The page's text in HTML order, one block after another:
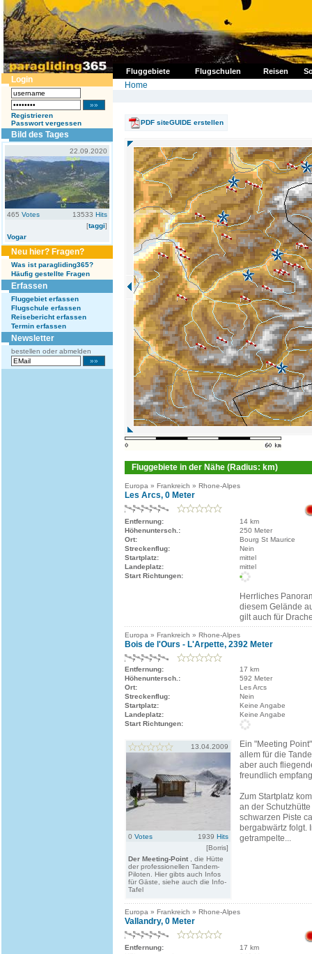
Fluggebiete Flugschulen Reisen
Login
Registrieren
Passwort vergessen
Bild des Tages
22.09.2020
465 Votes 13533 Hits
[taggi]
Vogar
Neu hier? Fragen?
Was ist paragliding365?
Häufig gestellte Fragen
Erfassen
Fluggebiet erfassen
Flugschule erfassen
Reisebericht erfassen
Termin erfassen
Newsletter
bestellen oder abmelden
Home
PDF siteGUIDE erstellen
Fluggebiete in der Nähe (Radius: km)
Europa » Frankreich » Rhone-Alpes
Les Arcs, 0 Meter
Entfernung:
14 km
Höhenuntersch.:
250 Meter
Ort:
Bourg St Maurice
Streckenflug:
Nein
Startplatz:
mittel
Landeplatz:
mittel
Start Richtungen:
Herrliches
diesem Gelände
gilt auch für
Europa » Frankreich » Rhone-Alpes
Bois de l'Ours - L'Arpette, 2392 Meter
Entfernung:
17 km
Höhenuntersch.:
592 Meter
Ort:
Les Arcs
Streckenflug:
Nein
Startplatz:
Keine Angabe
Landeplatz:
Keine Angabe
Start Richtungen:
13.04.2009
0 Votes 1939 Hits
[Borris]
Der Meeting-Point
, die Hütte
der professionellen Tandem-
Piloten. Hier gibts auch Infos
für Gäste, siehe auch die Info-
Tafel
Ein "Meeting
allem für die
aber auch
freundlich
Zum Startplatz
an der
schwarzen Piste
bergabwärtz folgt.
getrampelte...
Europa » Frankreich » Rhone-Alpes
Vallandry, 0 Meter
Entfernung:
17 km